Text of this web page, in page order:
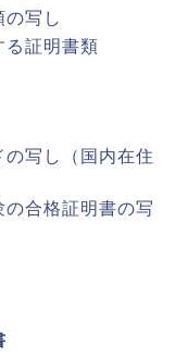
写し
る証明書類
写し（国内在住
合格証明書の写